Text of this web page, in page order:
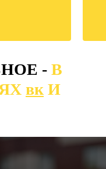
- В
вк И